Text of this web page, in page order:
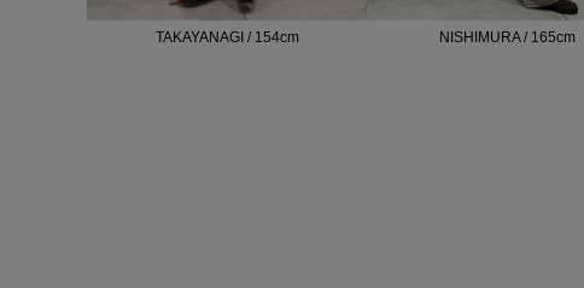
TAKAYANAGI / 154cm NISHIMURA / 165cm